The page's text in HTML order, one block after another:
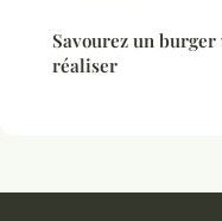
Savourez un
réaliser